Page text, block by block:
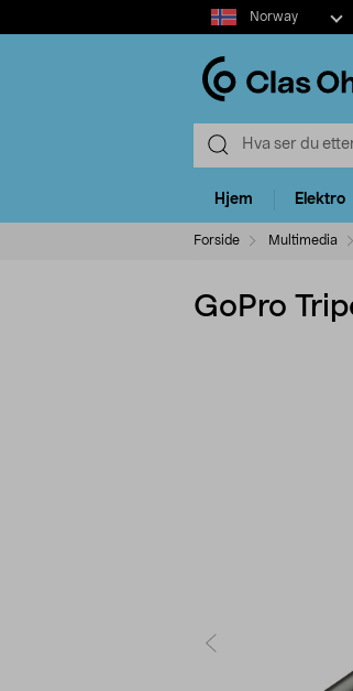
Select
market
Norway
Hjem Elektro
Forside Multimedia
GoPro